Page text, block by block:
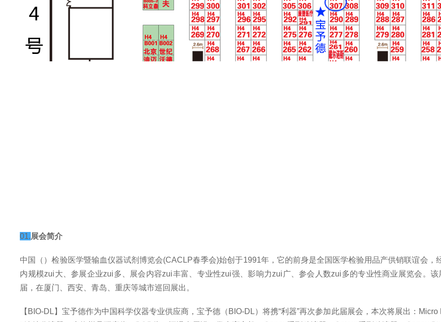
01.展会简介
中国（）检验医学暨输血仪器试剂博览会(CACLP春季会)始创于1991年，它的前身是全国医学检验用品产供销联谊会
内规模zui大、参展企业zui多、展会内容zui丰富、专业性zui强、影响力zui广、参会人数zui多的专业性商业展览会。
届，在厦门、西安、青岛、重庆等城市巡回展出。
【BIO-DL】宝予德作为中国科学仪器专业供应商，宝予德（BIO-DL）将携“利器”再次参加此届展会，本次将展出： Micro